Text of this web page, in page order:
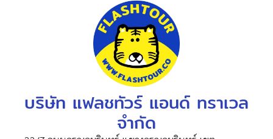
บริษัท แฟลชทัวร์ แอนด์ ทราเวล
จำกัด